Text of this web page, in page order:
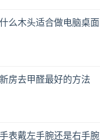
什么木头适合做电脑桌面
新房去甲醛最好的方法
手表戴左手腕还是右手腕